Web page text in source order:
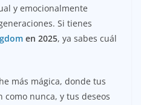
y emocionalmente
Si tienes
en 2025, ya sabes cuál
más mágica, donde tus
nunca, y tus deseos